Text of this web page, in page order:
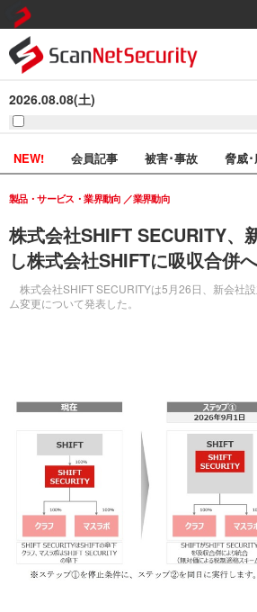
2026.08.08(土)
NEW! 会員記事 被害･事故 脅威･
株式会社SHIFT SECURITY、
し株式会社SHIFTに吸収合併へ
株式会社SHIFT SECURITYは5月26日、新会社
ム変更について発表した。
製品・サービス・業界動向 業界動向